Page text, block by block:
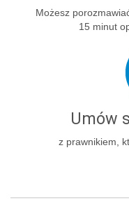
Możesz
15 minut
Umów
z prawnikiem,